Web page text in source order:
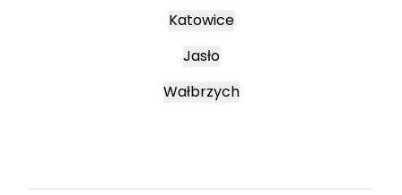
Katowice
Jasło
Wałbrzych